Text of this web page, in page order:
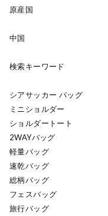
原産国
中国
検索キーワード
シアサッカー バッグ
ミニショルダー
ショルダートート
2WAYバッグ
軽量バッグ
速乾バッグ
総柄バッグ
フェスバッグ
旅行バッグ